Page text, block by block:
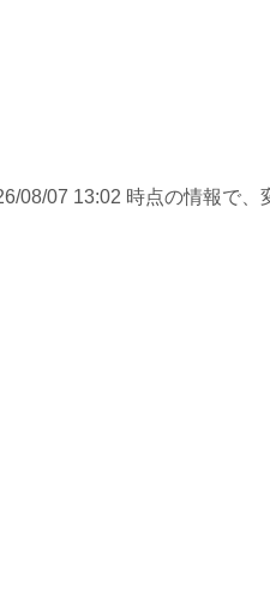
08/07 13:02 時点の情報で、